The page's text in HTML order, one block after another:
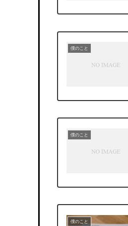
僕のこと
僕のこと
僕のこと